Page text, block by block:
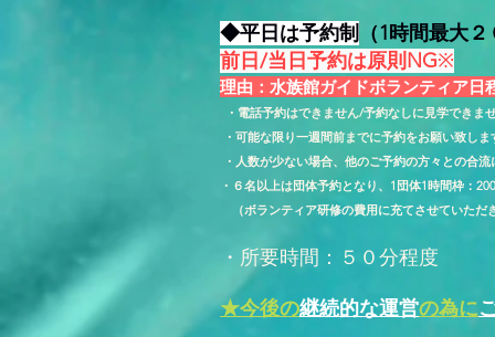
◆平日は予約制
（1時間最大
前日/当日予約は原則NG※
理由：水族館ガイドボランティア日
・電話予約はできません/予約なしに見学でき
・可能な限り一週間前までに予約をお願い致しま
・人数が少ない場合、他のご予約の方々との合流
・６名以上は団体予約となり、1団体1時間枠：
（ボランティア研修の費用に充てさせていただ
・所要時間：５０分程度
★今後の継続的な運営の為に